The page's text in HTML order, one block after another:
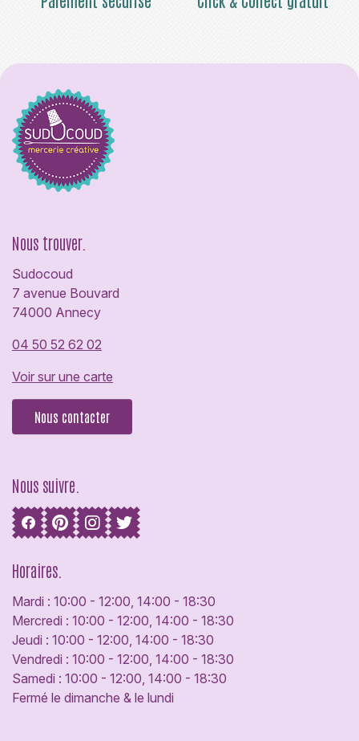
Nous trouver.
Sudocoud
7 avenue Bouvard
74000 Annecy
04 50 52 62 02
Voir sur une carte
Nous contacter
Nous suivre.
Horaires.
Mardi : 10:00 - 12:00, 14:00 - 18:30
Mercredi : 10:00 - 12:00, 14:00 - 18:30
Jeudi : 10:00 - 12:00, 14:00 - 18:30
Vendredi : 10:00 - 12:00, 14:00 - 18:30
Samedi : 10:00 - 12:00, 14:00 - 18:30
Fermé le dimanche & le lundi